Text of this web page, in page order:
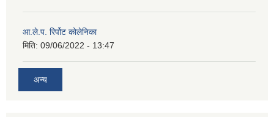
आ.ले.प. रिर्पोट कोलेनिका
मिति: 09/06/2022 - 13:47
अन्य